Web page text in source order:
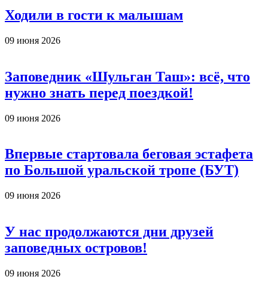
Ходили в гости к малышам
09 июня 2026
Заповедник «Шульган Таш»: всё, что
нужно знать перед поездкой!
09 июня 2026
Впервые стартовала беговая эстафета
по Большой уральской тропе (БУТ)
09 июня 2026
У нас продолжаются дни друзей
заповедных островов!
09 июня 2026